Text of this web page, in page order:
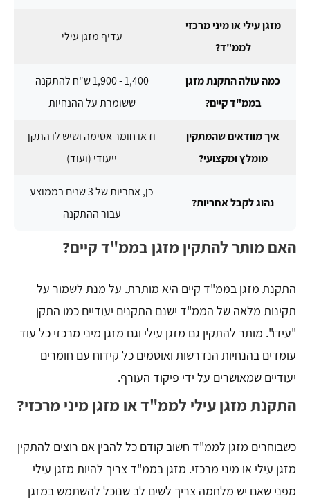
מזגן עילי או מיני מרכזי
לממ"ד?
עדיף מזגן עילי
כמה עולה התקנת מזגן
בממ"ד קיים?
1,400 - 1,900 ש"ח להתקנה
ששומרת על ההנחיות
איך מוודאים שהמתקין
מומלץ ומקצועי?
ודאו חומר אטימה ושיש לו התקן
ייעודי (ועוד)
נהוג לקבל אחריות?
כן, אחריות של 3 שנים בממוצע
עבור ההתקנה
האם מותר להתקין מזגן בממ"ד קיים?
התקנת מזגן בממ"ד קיים היא מותרת. על מנת לשמור על
תקינות מלאה של הממ"ד ישנם התקנים יעודיים כמו התקן
"עידו". מותר להתקין גם מזגן עילי וגם מזגן מיני מרכזי כל עוד
עומדים בהנחיות הנדרשות ואוטמים כל קידוח עם חומרים
יעודיים שמאושרים על ידי פיקוד העורף.
התקנת מזגן עילי לממ"ד או מזגן מיני מרכזי?
כשבוחרים מזגן לממ"ד חשוב קודם כל להבין אם רוצים להתקין
מזגן עילי או מיני מרכזי. מזגן בממ"ד צריך להיות מזגן עילי
מפני שאם יש מלחמה צריך לשים לב שנוכל להשתמש במזגן